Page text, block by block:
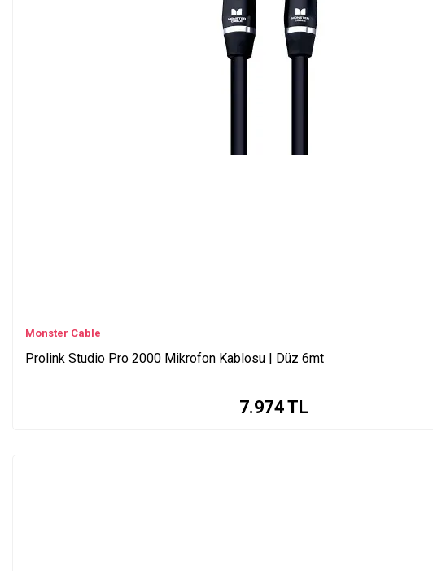
Monster Cable
Prolink Studio Pro 2000 Mikrofon Kablosu | Düz 6mt
7.974TL